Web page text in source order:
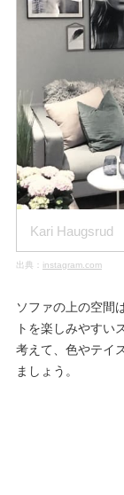
Kari Haugsrud
出典： instagram.com
ソファの上の空間
トを楽しみやすい
考えて、色やテイ
ましょう。